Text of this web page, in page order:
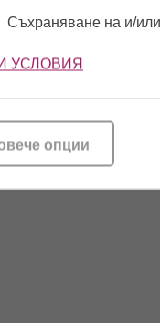
маса, разположена на
Съхраняване на и/
УСЛОВИЯ
опции